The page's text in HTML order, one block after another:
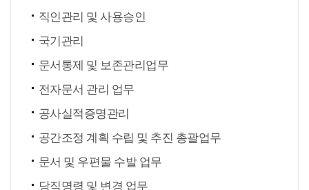
직인관리 및 사용승인
국기관리
문서통제 및 보존관리업무
전자문서 관리 업무
공사실적증명관리
공간조정 계획 수립 및 추진 총괄업무
문서 및 우편물 수발 업무
당직명령 및 변경 업무